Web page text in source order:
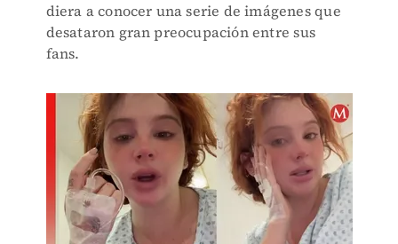
diera a conocer una serie de imágenes que
desataron gran preocupación entre sus
fans.